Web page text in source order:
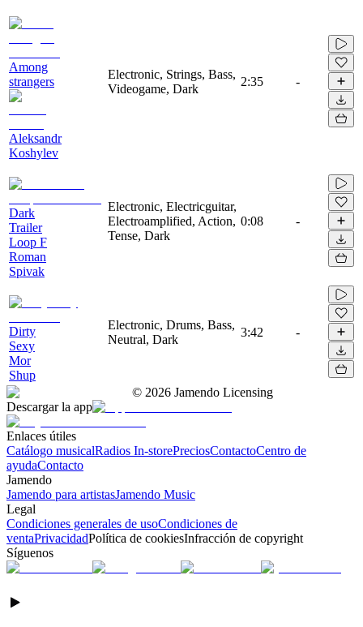
Among
strangers
Aleksandr
Koshylev
Electronic, Strings, Bass,
Videogame, Dark
2:35 -
Dark
Trailer
Loop F
Roman
Spivak
Electronic, Electricguitar,
Electroamplified, Action,
Tense, Dark
0:08 -
Dirty
Sexy
Mor
Shup
Electronic, Drums, Bass,
Neutral, Dark
3:42 -
© 2026 Jamendo Licensing
Descargar la app
Enlaces útiles
Catálogo musicalRadios In-storePreciosContactoCentro de
ayudaContacto
Jamendo
Jamendo para artistasJamendo Music
Legal
Condiciones generales de usoCondiciones de
ventaPrivacidadPolítica de cookiesInfracción de copyright
Síguenos